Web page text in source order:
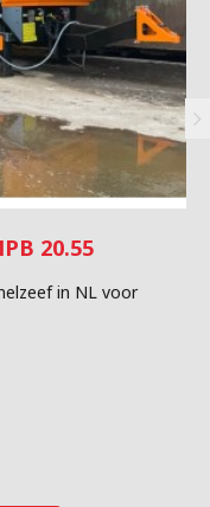
20.55
in NL voor